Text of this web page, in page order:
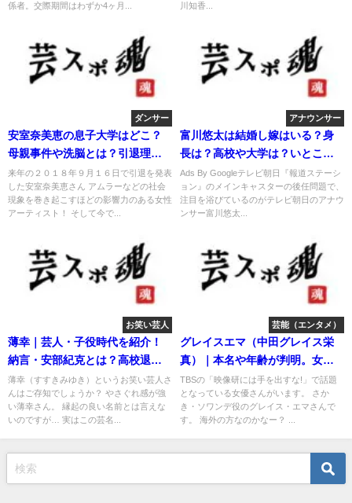
係者。交際期間はわずか4ヶ月...
川知香...
ダンサー
安室奈美恵の息子大学はどこ？
母親事件や洗脳とは？引退理由
は？
来年の２０１８年９月１６日で引退を発表
した安室奈美恵さん アムラーなどの社会
現象を巻き起こすほどの影響力のある女性
アーティスト！ そして今で...
アナウンサー
富川悠太は結婚し嫁はいる？身
長は？高校や大学は？いとこが
ALS？
Ads By Googleテレビ朝日『報道ステーシ
ョン』のメインキャスターの後任問題で、
注目を浴びているのがテレビ朝日のアナウ
ンサー富川悠太...
お笑い芸人
薄幸｜芸人・子役時代を紹介！
納言・安部紀克とは？高校退学
理由は？
薄幸（すすきみゆき）というお笑い芸人さ
んはご存知でしょうか？ やさぐれ感が強
い薄幸さん。 縁起の良い名前とは言えな
いのですが… 実はこの芸名...
芸能（エンタメ）
グレイスエマ（中田グレイス栄
真）｜本名や年齢が判明。女
優・モデル！
TBSの「映像研には手を出すな!」で話題
となっている女優さんがいます。 さか
き・ソワンデ役のグレイス・エマさんで
す。 海外の方なのかなー？ ...